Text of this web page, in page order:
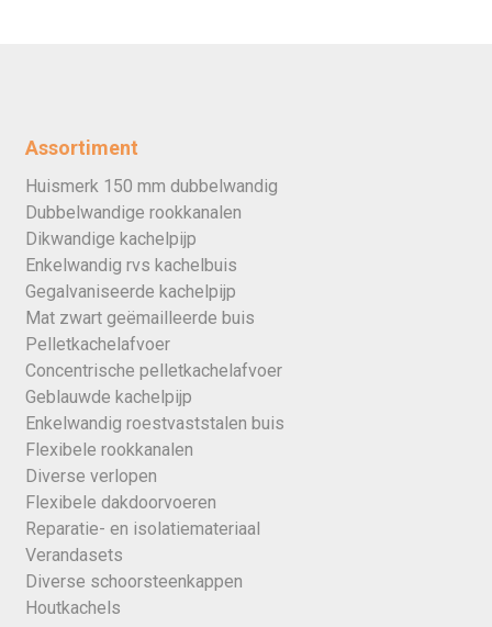
Assortiment
Huismerk 150 mm dubbelwandig
Dubbelwandige rookkanalen
Dikwandige kachelpijp
Enkelwandig rvs kachelbuis
Gegalvaniseerde kachelpijp
Mat zwart geëmailleerde buis
Pelletkachelafvoer
Concentrische pelletkachelafvoer
Geblauwde kachelpijp
Enkelwandig roestvaststalen buis
Flexibele rookkanalen
Diverse verlopen
Flexibele dakdoorvoeren
Reparatie- en isolatiemateriaal
Verandasets
Diverse schoorsteenkappen
Houtkachels